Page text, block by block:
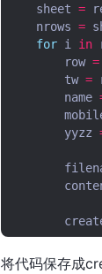
sheet =
nrows =
for i in
row =
tw =
name
yyzz
将代码保存成